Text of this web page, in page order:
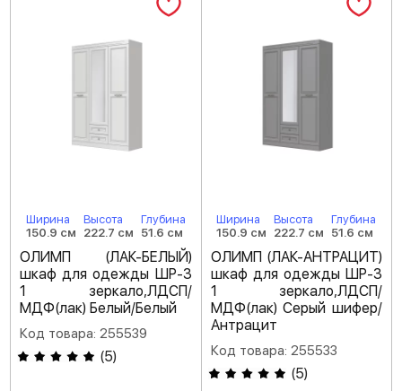
Ширина
150.9 см
Высота
222.7 см
Глубина
51.6 см
ОЛИМП (ЛАК-БЕЛЫЙ)
шкаф для одежды ШР-3
1 зеркало,ЛДСП/
МДФ(лак) Белый/Белый
Код товара: 255539
(5)
Ширина
150.9 см
Высота
222.7 см
Глубина
51.6 см
ОЛИМП (ЛАК-АНТРАЦИТ)
шкаф для одежды ШР-3
1 зеркало,ЛДСП/
МДФ(лак) Серый шифер/
Антрацит
Код товара: 255533
(5)